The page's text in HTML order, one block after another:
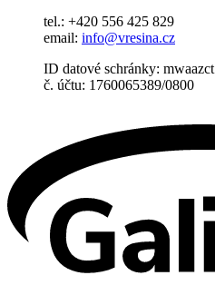
tel.: +420 556 425 829
email: info@vresina.cz
ID datové schránky: mwaazct
č. účtu: 1760065389/0800